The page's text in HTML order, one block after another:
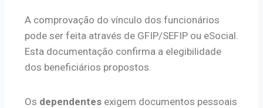
A comprovação do vínculo dos funcionários
pode ser feita através de GFIP/SEFIP ou eSocial.
Esta documentação confirma a elegibilidade
dos beneficiários propostos.
Os dependentes exigem documentos pessoais